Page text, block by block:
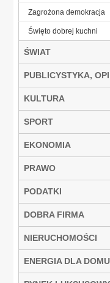
Zagrożona demokracja
Święto dobrej kuchni
ŚWIAT
PUBLICYSTYKA,
KULTURA
SPORT
EKONOMIA
PRAWO
PODATKI
DOBRA FIRMA
NIERUCHOMOŚCI
ENERGIA DLA